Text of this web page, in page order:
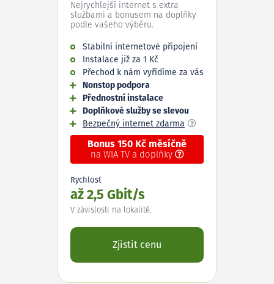
Nejrychlejší internet s extra
službami a bonusem na doplňky
podle vašeho výběru.
Stabilní internetové připojení
Instalace již za 1 Kč
Přechod k nám vyřídíme za vás
Nonstop podpora
Přednostní instalace
Doplňkové služby se slevou
Bezpečný internet zdarma
Bonus 150 Kč měsíčně
na WIA TV a doplňky
Rychlost
až 2,5 Gbit/s
V závislosti na lokalitě.
Zjistit cenu